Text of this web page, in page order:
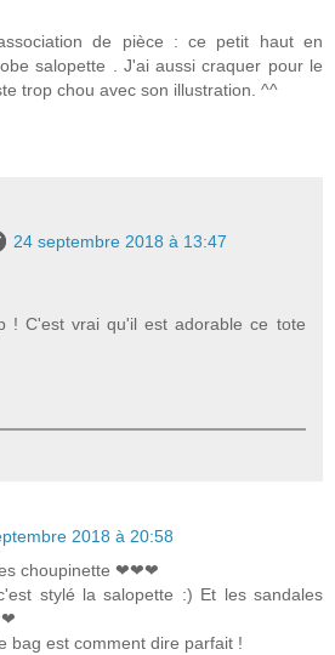
de pièce : ce petit haut en
salopette . J'ai aussi craquer pour le
trop chou avec son illustration. ^^
24 septembre 2018 à 13:47
! C'est vrai qu'il est adorable ce tote
2018 à 20:58
choupinette ❤❤❤
stylé la salopette :) Et les sandales
bag est comment dire parfait !